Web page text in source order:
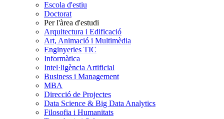
Escola d'estiu
Doctorat
Per l'àrea d'estudi
Arquitectura i Edificació
Art, Animació i Multimèdia
Enginyeries TIC
Informàtica
Intel·ligència Artificial
Business i Management
MBA
Direcció de Projectes
Data Science & Big Data Analytics
Filosofia i Humanitats